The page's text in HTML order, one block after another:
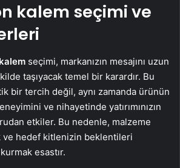
kalem seçimi ve
seçimi, markanızın mesajını uzun
taşıyacak temel bir karardır. Bu
bir tercih değil, aynı zamanda ürünün
ve nihayetinde yatırımınızın
etkiler. Bu nedenle, malzeme
ve hedef kitlenizin beklentileri
esastır.